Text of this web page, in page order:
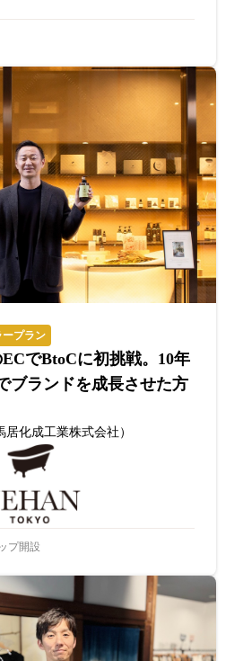
ープラン
でBtoCに初挑戦。10年
ブランドを成長させた方
化成工業株式会社）
プ開設